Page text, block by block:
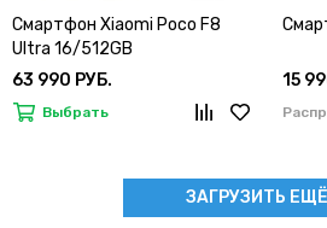
Смартфон Xiaomi Poco F8
Ultra 16/512GB
63 990 РУБ.
Выбрать
15
ЗАГРУЗИТЬ